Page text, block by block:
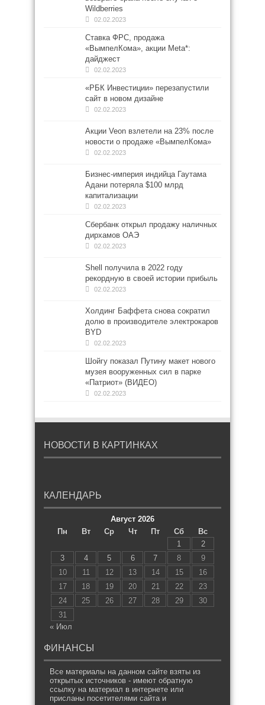
Wildberries
02.02.2023
Ставка ФРС, продажа
«ВымпелКома», акции Meta*:
дайджест
02.02.2023
«РБК Инвестиции» перезапустили
сайт в новом дизайне
02.02.2023
Акции Veon взлетели на 23% после
новости о продаже «ВымпелКома»
02.02.2023
Бизнес-империя индийца Гаутама
Адани потеряла $100 млрд
капитализации
02.02.2023
Сбербанк открыл продажу наличных
дирхамов ОАЭ
02.02.2023
Shell получила в 2022 году
рекордную в своей истории прибыль
02.02.2023
Холдинг Баффета снова сократил
долю в производителе электрокаров
BYD
02.02.2023
Шойгу показал Путину макет нового
музея вооруженных сил в парке
«Патриот» (ВИДЕО)
02.02.2023
НОВОСТИ В КАРТИНКАХ
КАЛЕНДАРЬ
Август 2026
Пн
Вт Ср Чт Пт Сб
Вс
1
2
3
4 5 6 7 8
9
10
11 12 13 14 15
16
17
18 19 20 21 22
23
24
25 26 27 28 29
30
31
« Июл
ФИНАНСЫ
Все материалы на данном сайте взяты из
открытых источников - имеют обратную
ссылку на материал в интернете или
присланы посетителями сайта и